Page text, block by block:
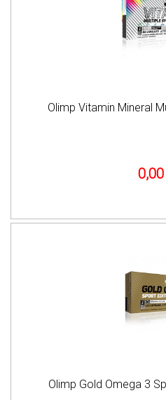
Olimp Vitamin Mineral
Olimp Gold Omega 3